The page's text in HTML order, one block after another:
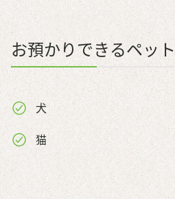
お預かりできるペッ
犬
猫